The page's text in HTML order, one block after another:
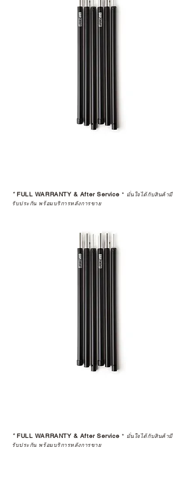
*FULL WARRANTY & After Service * มั่นใจได้กับสินค้ามี
รับประกัน พร้อมบริการหลังการขาย
*FULL WARRANTY & After Service * มั่นใจได้กับสินค้ามี
รับประกัน พร้อมบริการหลังการขาย